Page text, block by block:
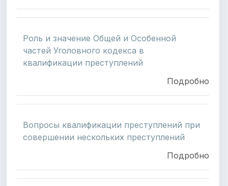
Роль и значение Общей и Особенной
частей Уголовного кодекса в
квалификации преступлений
Подробно
Вопросы квалификации преступлений при
совершении нескольких преступлений
Подробно